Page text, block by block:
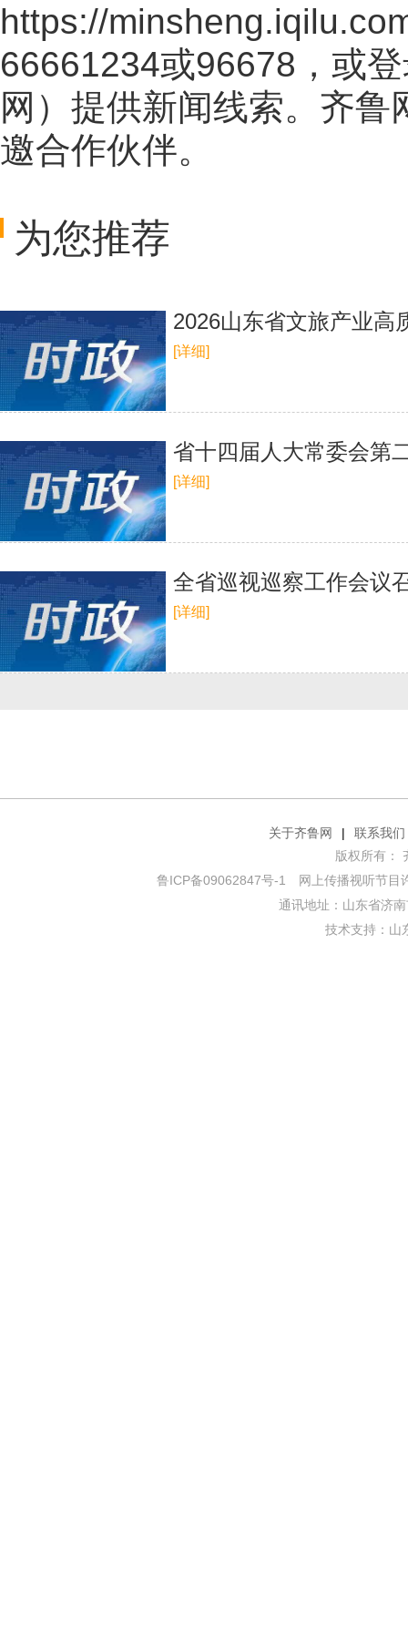
https://
66661234或96678，或
网 ）提供新闻线索。齐鲁
邀合作伙伴。
为您推荐
2026山东省文旅产业高
[详细]
省十四届人大常委会第
[详细]
全省巡视巡察工作会议
[详细]
关于齐鲁网 |
联系我们
版权所有：
鲁ICP备09062847号-1
网上传播视听节目
通讯地址：山东省济
技术支持： 山